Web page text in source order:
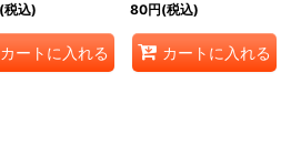
(税込)
カートに入れる
80円(税込)
カートに入れる